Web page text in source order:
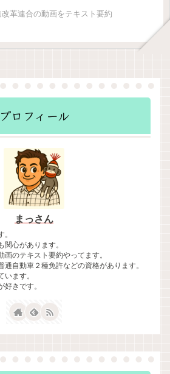
改革連合の動画をテキスト要約
プロフィール
まっさん
。
関心があります。
のテキスト要約やってます。
通自動車２種免許などの資格があります。
います。
好きです。